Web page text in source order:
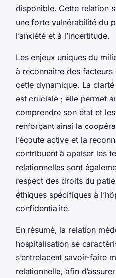
disponible. Cette relation
une forte vulnérabilité du
l’anxiété et à l’incertitude.
Les enjeux uniques du
à reconnaître des facteurs
cette dynamique. La
est cruciale ; elle permet
comprendre son état et
renforçant ainsi la
l’écoute active et la
contribuent à apaiser les
relationnelles sont
respect des droits du
éthiques spécifiques à
confidentialité.
En résumé, la relation
hospitalisation se
s’entrelacent savoir-faire
relationnelle, afin